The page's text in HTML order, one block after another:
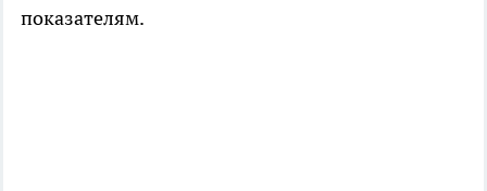
показателям.